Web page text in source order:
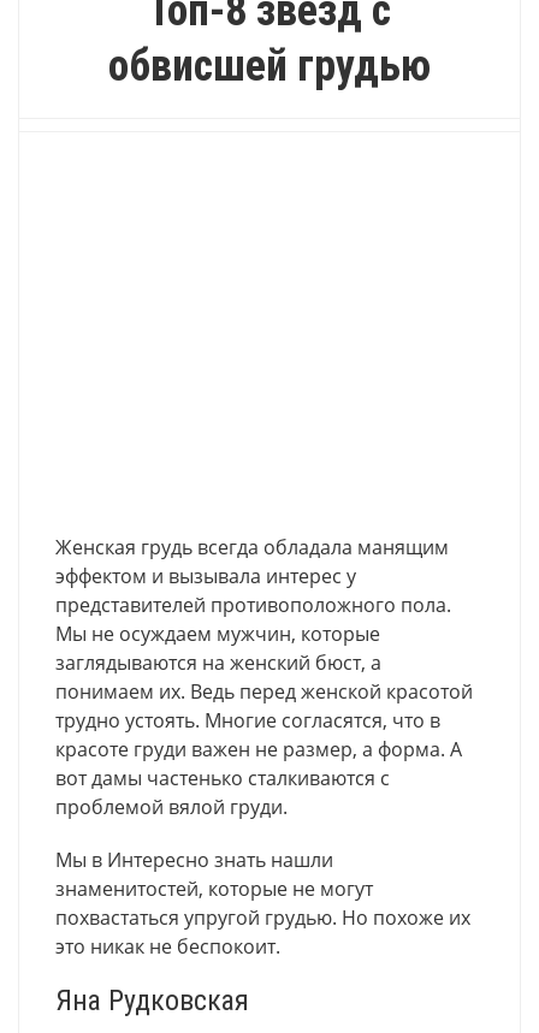
Топ-8 звезд с
обвисшей грудью
Женская грудь всегда обладала манящим
эффектом и вызывала интерес у
представителей противоположного пола.
Мы не осуждаем мужчин, которые
заглядываются на женский бюст, а
понимаем их. Ведь перед женской красотой
трудно устоять. Многие согласятся, что в
красоте груди важен не размер, а форма. А
вот дамы частенько сталкиваются с
проблемой вялой груди.
Мы в Интересно знать нашли
знаменитостей, которые не могут
похвастаться упругой грудью. Но похоже их
это никак не беспокоит.
Яна Рудковская